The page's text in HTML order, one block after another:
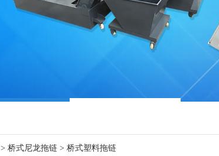
> 桥式尼龙拖链 > 桥式塑料拖链